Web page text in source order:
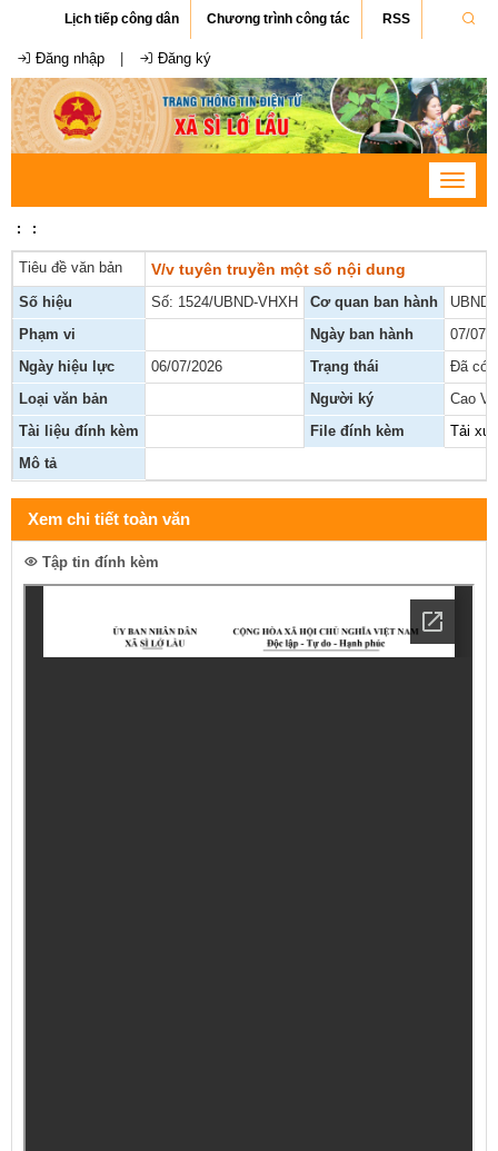
Lịch tiếp công dân Chương trình công tác RSS
Đăng nhập Đăng ký
Toggle
: :
Tiêu đề văn bản V/v tuyên truyền một số nội dung
Số hiệu Số: 1524/UBND-VHXH Cơ quan ban hành
UBND
Phạm vi
Ngày ban hành
07/07/
Ngày hiệu lực
06/07/2026 Trạng thái
Đã có
Loại văn bản
Người ký
Cao
Tài liệu đính kèm
File đính kèm
Tải
Mô tả
Xem chi tiết toàn văn
Tập tin đính kèm